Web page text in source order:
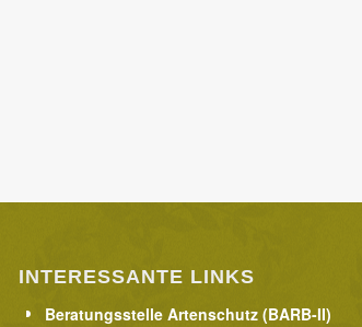
INTERESSANTE LINKS
Beratungsstelle Artenschutz (BARB-II)